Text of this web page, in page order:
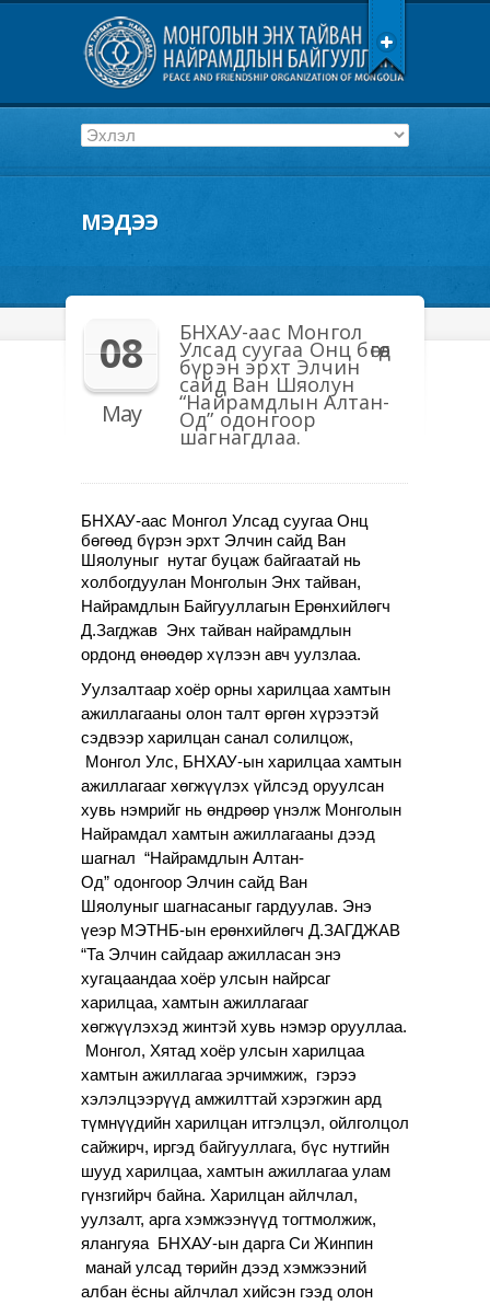
МЭДЭЭ
08
May
БНХАУ-аас Монгол
Улсад суугаа Онц бөгөөд
бүрэн эрхт Элчин
сайд Ван Шяолун
“Найрамдлын Алтан-
Од” одонгоор
шагнагдлаа.
БНХАУ-аас Монгол Улсад суугаа Онц
бөгөөд бүрэн эрхт Элчин сайд Ван
Шяолуныг нутаг буцаж байгаатай нь
холбогдуулан Монголын Энх тайван,
Найрамдлын Байгууллагын Ерөнхийлөгч
Д.Загджав Энх тайван найрамдлын
ордонд өнөөдөр хүлээн авч уулзлаа.
Уулзалтаар хоёр орны харилцаа хамтын
ажиллагааны олон талт өргөн хүрээтэй
сэдвээр харилцан санал солилцож,
Монгол Улс, БНХАУ-ын харилцаа хамтын
ажиллагааг хөгжүүлэх үйлсэд оруулсан
хувь нэмрийг нь өндрөөр үнэлж Монголын
Найрамдал хамтын ажиллагааны дээд
шагнал “Найрамдлын Алтан-
Од” одонгоор Элчин сайд Ван
Шяолуныг шагнасаныг гардуулав. Энэ
үеэр МЭТНБ-ын ерөнхийлөгч Д.ЗАГДЖАВ
“Та Элчин сайдаар ажилласан энэ
хугацаандаа хоёр улсын найрсаг
харилцаа, хамтын ажиллагааг
хөгжүүлэхэд жинтэй хувь нэмэр орууллаа.
Монгол, Хятад хоёр улсын харилцаа
хамтын ажиллагаа эрчимжиж, гэрээ
хэлэлцээрүүд амжилттай хэрэгжин ард
түмнүүдийн харилцан итгэлцэл, ойлголцол
сайжирч, иргэд байгууллага, бүс нутгийн
шууд харилцаа, хамтын ажиллагаа улам
гүнзгийрч байна. Харилцан айлчлал,
уулзалт, арга хэмжээнүүд тогтмолжиж,
ялангуяа БНХАУ-ын дарга Си Жинпин
манай улсад төрийн дээд хэмжээний
албан ёсны айлчлал хийсэн гээд олон